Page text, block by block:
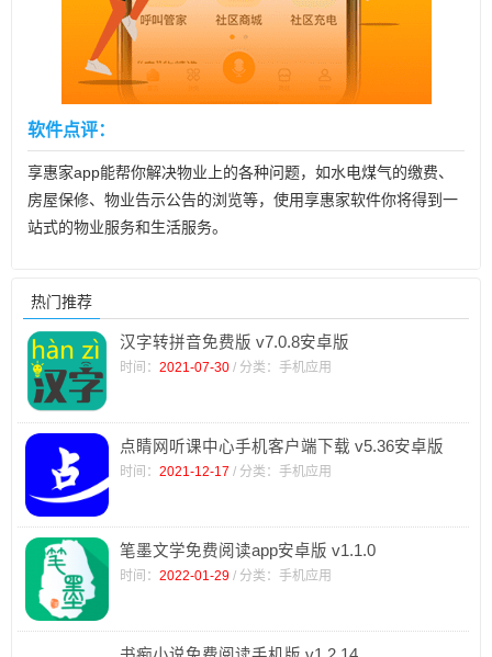
软件点评：
享惠家app能帮你解决物业上的各种问题，如水电煤气的缴费、
房屋保修、物业告示公告的浏览等，使用享惠家软件你将得到一
站式的物业服务和生活服务。
热门推荐
汉字转拼音免费版 v7.0.8安卓版
时间： 2021-07-30 / 分类：手机应用
点睛网听课中心手机客户端下载 v5.36安卓版
时间： 2021-12-17 / 分类：手机应用
笔墨文学免费阅读app安卓版 v1.1.0
时间： 2022-01-29 / 分类：手机应用